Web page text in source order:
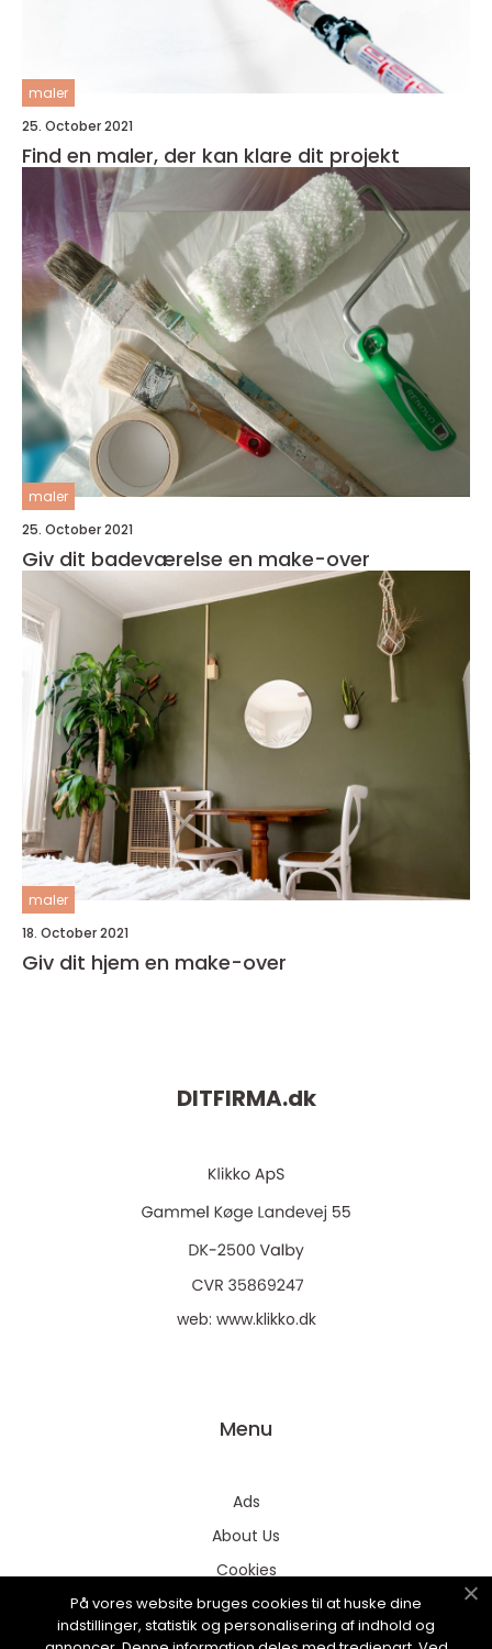
maler
25. October 2021
Find en maler, der kan klare dit projekt
maler
25. October 2021
Giv dit badeværelse en make-over
maler
18. October 2021
Giv dit hjem en make-over
DITFIRMA.dk
web: www.klikko.dk
Menu
Ads
About Us
Cookies
Contact
Sitemap
På vores website bruges cookies til at huske dine
indstillinger, statistik og personalisering af indhold og